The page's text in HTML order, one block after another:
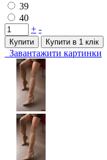
39
40
+ -
Купити Купити в 1 клiк
Завантажити картинки